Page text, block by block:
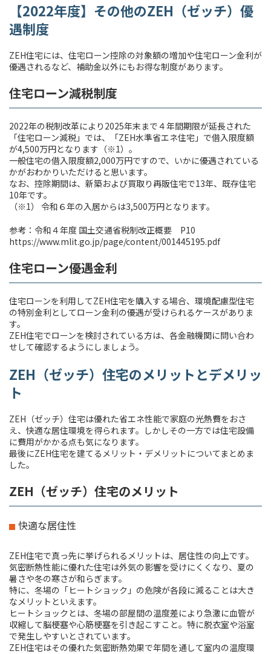
【2022年度】その他のZEH（ゼッチ）優
遇制度
ZEH住宅には、住宅ローン控除の対象額の増加や住宅ローン金利が
優遇されるなど、補助金以外にもお得な制度があります。
住宅ローン減税制度
2022年の税制改革により2025年末まで４年間期限が延長された
「住宅ローン減税」では、「ZEH水準省エネ住宅」で借入限度額
が4,500万円となります（※1）。
一般住宅の借入限度額2,000万円ですので、いかに優遇されている
かがおわかりいただけると思います。
なお、控除期間は、新築および買取り再販住宅で13年、既存住宅
10年です。
（※1） 令和６年の入居からは3,500万円となります。
参考：令和４年度 国土交通省税制改正概要 P10
https://www.mlit.go.jp/page/content/001445195.pdf
住宅ローン優遇金利
住宅ローンを利用してZEH住宅を購入する場合、環境配慮型住宅
の特別金利としてローン金利の優遇が受けられるケースがありま
す。
ZEH住宅でローンを検討されている方は、各金融機関に問い合わ
せして確認するようにしましょう。
ZEH（ゼッチ）住宅のメリットとデメリッ
ト
ZEH（ゼッチ）住宅は優れた省エネ性能で家庭の光熱費をおさ
え、快適な居住環境を得られます。しかしその一方では住宅設備
に費用がかかる点も気になります。
最後にZEH住宅を建てるメリット・デメリットについてまとめま
した。
ZEH（ゼッチ）住宅のメリット
快適な居住性
ZEH住宅で真っ先に挙げられるメリットは、居住性の向上です。
気密断熱性能に優れた住宅は外気の影響を受けにくくなり、夏の
暑さや冬の寒さが和らぎます。
特に、冬場の「ヒートショック」の危険が各段に減ることは大き
なメリットといえます。
ヒートショックとは、冬場の部屋間の温度差により急激に血管が
収縮して脳梗塞や心筋梗塞を引き起こすこと。特に脱衣室や浴室
で発生しやすいとされています。
ZEH住宅はその優れた気密断熱効果で年間を通して室内の温度環